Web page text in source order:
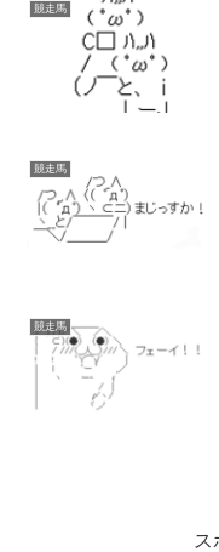
競走馬
競走馬
競走馬
ス